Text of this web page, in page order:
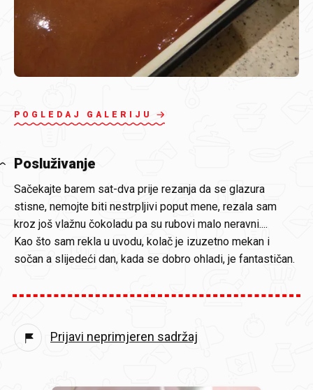
POGLEDAJ GALERIJU
Posluživanje
Sačekajte barem sat-dva prije rezanja da se glazura
stisne, nemojte biti nestrpljivi poput mene, rezala sam
kroz još vlažnu čokoladu pa su rubovi malo neravni....
Kao što sam rekla u uvodu, kolač je izuzetno mekan i
sočan a slijedeći dan, kada se dobro ohladi, je fantastičan.
Prijavi neprimjeren sadržaj